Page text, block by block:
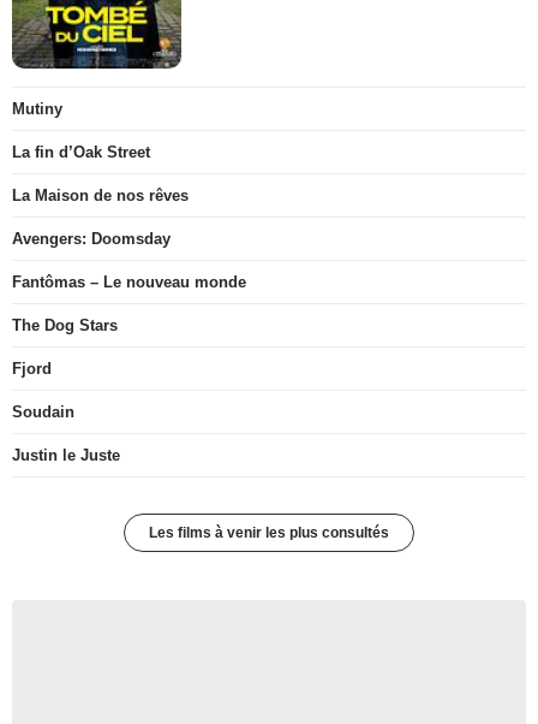
Mutiny
La fin d’Oak Street
La Maison de nos rêves
Avengers: Doomsday
Fantômas – Le nouveau monde
The Dog Stars
Fjord
Soudain
Justin le Juste
Les films à venir les plus consultés